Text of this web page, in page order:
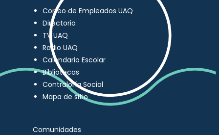
Correo de Empleados UAQ
Directorio
TV UAQ
Radio UAQ
Calendario Escolar
Bibliotecas
Contraloría Social
Mapa de sitio
Comunidades